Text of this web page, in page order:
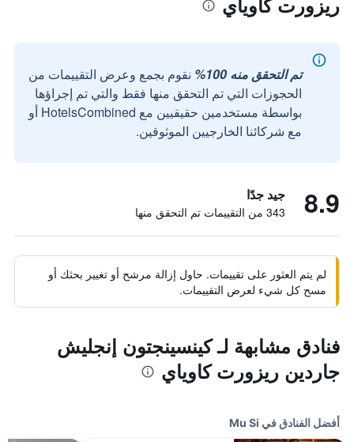
تم التحقق منه 100%
نقوم بجمع وعرض التقييمات من
الحجوزات التي تم التحقق منها فقط والتي تم إجراؤها
بواسطة مستخدمين حقيقيين مع HotelsCombined أو
مع شركائنا الخارجيين الموثوقين.
8.9 جيد جدًا
343 من التقييمات تم التحقق منها
لم يتم العثور على تقييمات. حاول إزالة مرشح أو تغيير بحثك أو
مسح كل شيء لعرض التقييمات.
فنادق مشابهة لـ كينسينجتون إنجليش
جاردين ريزورت كاوياي
أفضل الفنادق في Mu Si